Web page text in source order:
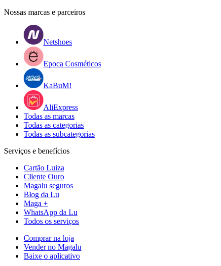
Nossas marcas e parceiros
Netshoes
Epoca Cosméticos
KaBuM!
AliExpress
Todas as marcas
Todas as categorias
Todas as subcategorias
Serviços e benefícios
Cartão Luiza
Cliente Ouro
Magalu seguros
Blog da Lu
Maga +
WhatsApp da Lu
Todos os serviços
Comprar na loja
Vender no Magalu
Baixe o aplicativo